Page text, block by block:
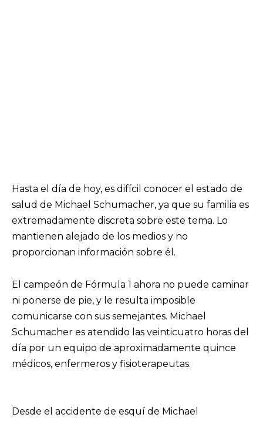
Hasta el día de hoy, es difícil conocer el estado de
salud de Michael Schumacher, ya que su familia es
extremadamente discreta sobre este tema. Lo
mantienen alejado de los medios y no
proporcionan información sobre él.
El campeón de Fórmula 1 ahora no puede caminar
ni ponerse de pie, y le resulta imposible
comunicarse con sus semejantes. Michael
Schumacher es atendido las veinticuatro horas del
día por un equipo de aproximadamente quince
médicos, enfermeros y fisioterapeutas.
Desde el accidente de esquí de Michael